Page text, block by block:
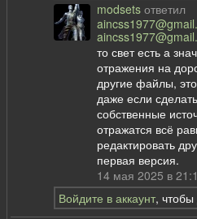
modsets ответил
то свет есть а
отражения на
другие файлы,
даже если
собственные
отражатся всё
редактировать
первая версия.
14 мая 2025 в
Войдите в аккаунт, чтобы